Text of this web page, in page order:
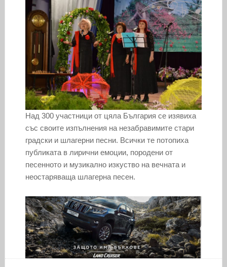
Над 300 участници от цяла България се изявиха
със своите изпълнения на незабравимите стари
градски и шлагерни песни. Всички те потопиха
публиката в лирични емоции, породени от
песенното и музикално изкуство на вечната и
неостаряваща шлагерна песен.